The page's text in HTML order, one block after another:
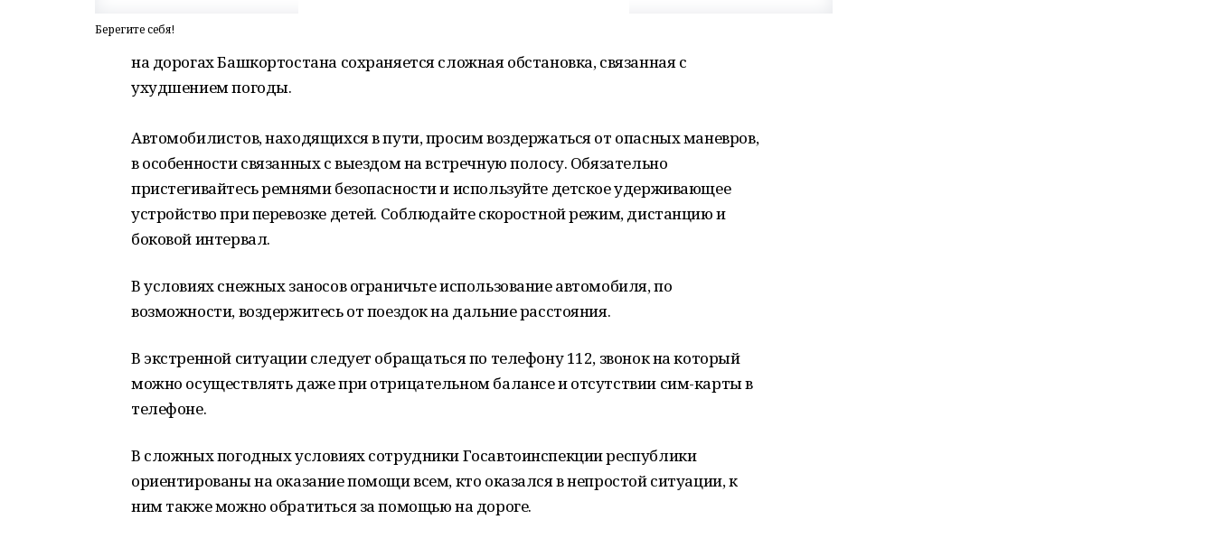
Берегите себя!
на дорогах Башкортостана сохраняется сложная обстановка, связанная с
ухудшением погоды.
Автомобилистов, находящихся в пути, просим воздержаться от опасных маневров,
в особенности связанных с выездом на встречную полосу. Обязательно
пристегивайтесь ремнями безопасности и используйте детское удерживающее
устройство при перевозке детей. Соблюдайте скоростной режим, дистанцию и
боковой интервал.
В условиях снежных заносов ограничьте использование автомобиля, по
возможности, воздержитесь от поездок на дальние расстояния.
В экстренной ситуации следует обращаться по телефону 112, звонок на который
можно осуществлять даже при отрицательном балансе и отсутствии сим-карты в
телефоне.
В сложных погодных условиях сотрудники Госавтоинспекции республики
ориентированы на оказание помощи всем, кто оказался в непростой ситуации, к
ним также можно обратиться за помощью на дороге.